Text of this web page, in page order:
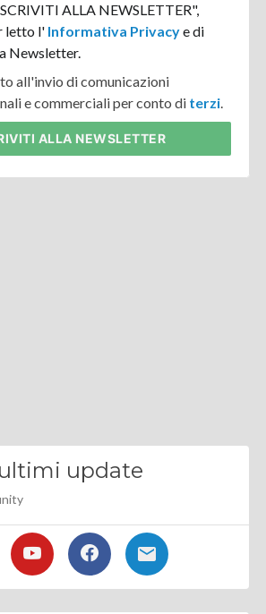
ALLA NEWSLETTER",
letto l' Informativa Privacye di
Newsletter.
all'invio di comunicazioni
e commerciali per conto di terzi.
ALLA NEWSLETTER
update